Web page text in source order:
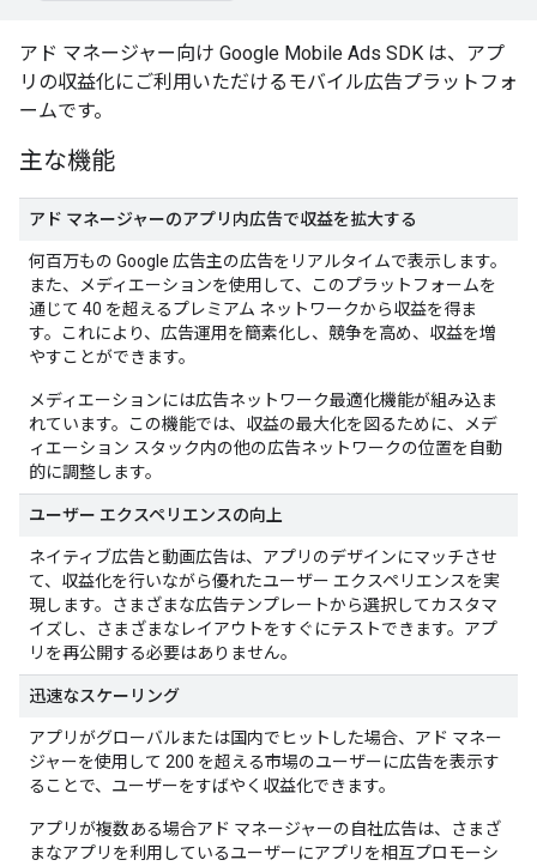
アド マネージャー向け Google Mobile Ads SDK は、アプ
リの収益化にご利用いただけるモバイル広告プラットフォ
ームです。
主な機能
アド マネージャーのアプリ内広告で収益を拡大する
何百万もの Google 広告主の広告をリアルタイムで表示します。
また、メディエーションを使用して、このプラットフォームを
通じて 40 を超えるプレミアム ネットワークから収益を得ま
す。これにより、広告運用を簡素化し、競争を高め、収益を増
やすことができます。
メディエーションには広告ネットワーク最適化機能が組み込ま
れています。この機能では、収益の最大化を図るために、メデ
ィエーション スタック内の他の広告ネットワークの位置を自動
的に調整します。
ユーザー エクスペリエンスの向上
ネイティブ広告と動画広告は、アプリのデザインにマッチさせ
て、収益化を行いながら優れたユーザー エクスペリエンスを実
現します。さまざまな広告テンプレートから選択してカスタマ
イズし、さまざまなレイアウトをすぐにテストできます。アプ
リを再公開する必要はありません。
迅速なスケーリング
アプリがグローバルまたは国内でヒットした場合、アド マネー
ジャーを使用して 200 を超える市場のユーザーに広告を表示す
ることで、ユーザーをすばやく収益化できます。
アプリが複数ある場合アド マネージャーの自社広告は、さまざ
まなアプリを利用しているユーザーにアプリを相互プロモーシ